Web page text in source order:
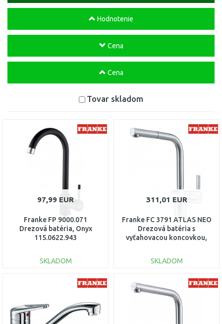
Hodnotenie
Cena
Cena
Tovar skladom
97,99 EUR
Franke FP 9000.071
Drezová batéria, Onyx
115.0622.943
SKLADOM
DO KOŠÍKA
311,01 EUR
Franke FC 3791 ATLAS NEO
Drezová batéria s
vyťahovacou koncovkou,
SKLADOM
DO KOŠÍKA
Porovnať